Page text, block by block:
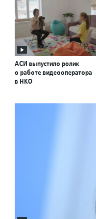
АСИ выпустило ролик
о работе видеооператора
в НКО